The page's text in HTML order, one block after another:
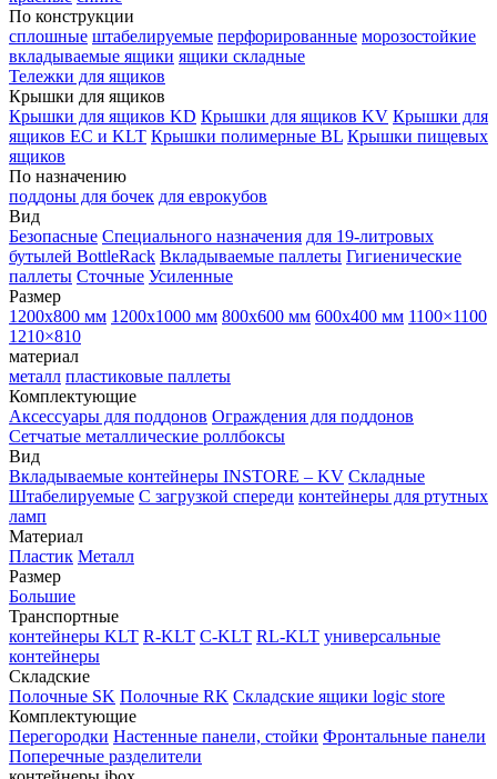
По конструкции
сплошные штабелируемые перфорированные морозостойкие
вкладываемые ящики ящики складные
Тележки для ящиков
Крышки для ящиков
Крышки для ящиков KD Крышки для ящиков KV Крышки для
ящиков EC и KLT Крышки полимерные BL Крышки пищевых
ящиков
По назначению
поддоны для бочек для еврокубов
Вид
Безопасные Специального назначения для 19-литровых
бутылей BottleRack Вкладываемые паллеты Гигиенические
паллеты Сточные Усиленные
Размер
1200х800 мм 1200х1000 мм 800х600 мм 600х400 мм 1100×1100
1210×810
материал
металл пластиковые паллеты
Комплектующие
Аксессуары для поддонов Ограждения для поддонов
Сетчатые металлические роллбоксы
Вид
Вкладываемые контейнеры INSTORE – KV Складные
Штабелируемые С загрузкой спереди контейнеры для ртутных
ламп
Материал
Пластик Металл
Размер
Большие
Транспортные
контейнеры KLT R-KLT C-KLT RL-KLT универсальные
контейнеры
Складские
Полочные SK Полочные RK Складские ящики logic store
Комплектующие
Перегородки Настенные панели, стойки Фронтальные панели
Поперечные разделители